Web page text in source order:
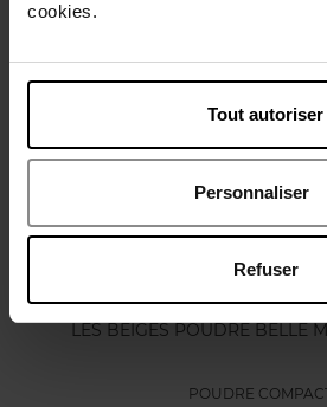
cookies.
Tout autoriser
Personnaliser
Refuser
Vous aimerez
LES BEIGES POUDRE BELLE
POUDRE